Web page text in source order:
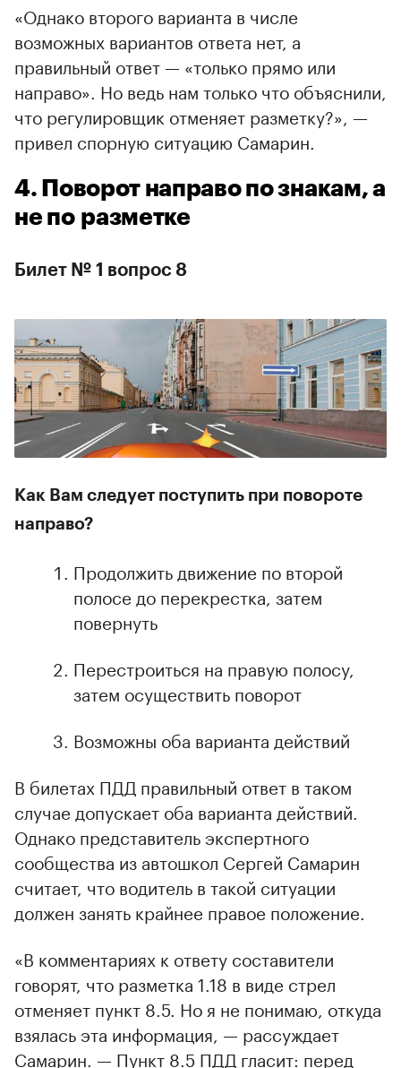
«Однако второго варианта в числе
возможных вариантов ответа нет, а
правильный ответ — «только прямо или
направо». Но ведь нам только что объяснили,
что регулировщик отменяет разметку?», —
привел спорную ситуацию Самарин.
4. Поворот направо по знакам, а
не по разметке
Билет № 1 вопрос 8
Как Вам следует поступить при повороте
направо?
Продолжить движение по второй
полосе до перекрестка, затем
повернуть
Перестроиться на правую полосу,
затем осуществить поворот
Возможны оба варианта действий
В билетах ПДД правильный ответ в таком
случае допускает оба варианта действий.
Однако представитель экспертного
сообщества из автошкол Сергей Самарин
считает, что водитель в такой ситуации
должен занять крайнее правое положение.
«В комментариях к ответу составители
говорят, что разметка 1.18 в виде стрел
отменяет пункт 8.5. Но я не понимаю, откуда
взялась эта информация, — рассуждает
Самарин. — Пункт 8.5 ПДД гласит: перед